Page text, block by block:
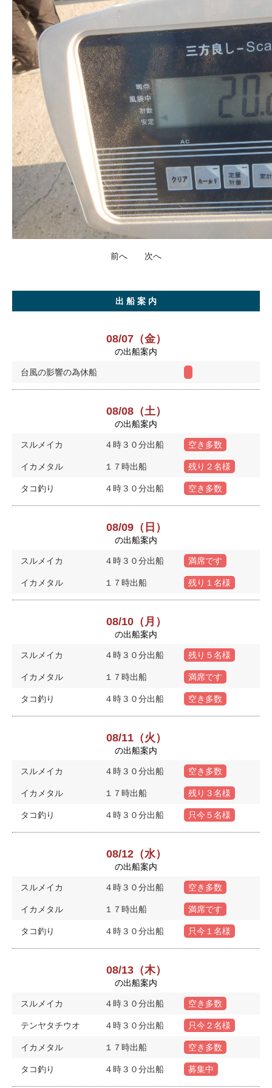
前へ 次へ
出 船 案 内
08/07（金）
の出船案内
台風の影響の為休船
08/08（土）
の出船案内
スルメイカ ４時３０分出船 空き多数
イカメタル １７時出船 残り２名様
タコ釣り ４時３０分出船 空き多数
08/09（日）
の出船案内
スルメイカ ４時３０分出船 満席です
イカメタル １７時出船 残り１名様
08/10（月）
の出船案内
スルメイカ ４時３０分出船 残り５名様
イカメタル １７時出船 満席です
タコ釣り ４時３０分出船 空き多数
08/11（火）
の出船案内
スルメイカ ４時３０分出船 空き多数
イカメタル １７時出船 残り３名様
タコ釣り ４時３０分出船 只今５名様
08/12（水）
の出船案内
スルメイカ ４時３０分出船 空き多数
イカメタル １７時出船 満席です
タコ釣り ４時３０分出船 只今１名様
08/13（木）
の出船案内
スルメイカ ４時３０分出船 空き多数
テンヤタチウオ ４時３０分出船 只今２名様
イカメタル １７時出船 空き多数
タコ釣り ４時３０分出船 募集中